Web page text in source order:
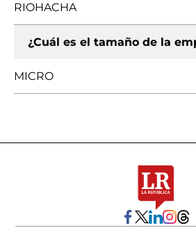
RIOHACHA
¿Cuál es el tamaño de la
MICRO